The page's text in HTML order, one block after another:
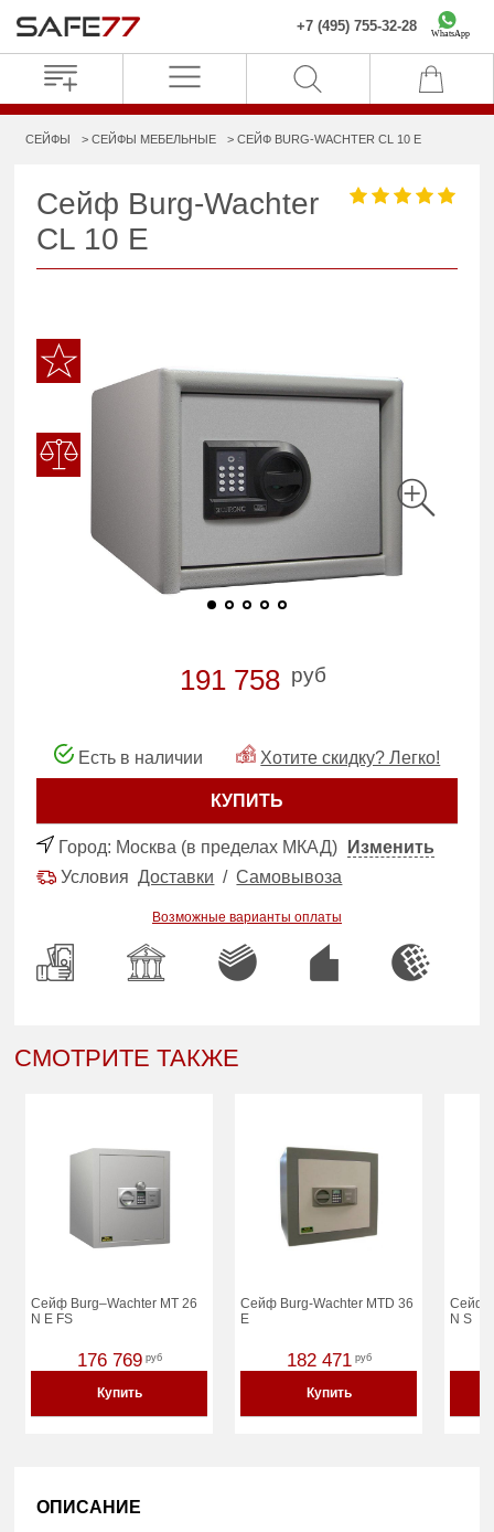
+7 (495) 755-32-28 WhatsApp
СЕЙФЫ СЕЙФЫ МЕБЕЛЬНЫЕ СЕЙФ BURG-WACHTER CL 10 E
Сейф Burg-Wachter
CL 10 E
191 758 руб
Есть в наличии Хотите скидку? Легко!
КУПИТЬ
Город: Москва (в пределах МКАД)
Изменить
УсловияДоставки /Самовывоза
Возможные варианты оплаты
СМОТРИТЕ ТАКЖЕ
Сейф Burg–Wachter MT 26
N E FS
176 769 руб
Купить
Сейф Burg-Wachter MTD 36
E
182 471 руб
Купить
Сейф
N S
ОПИСАНИЕ